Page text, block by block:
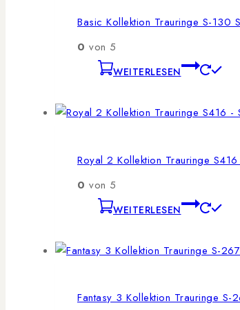
Basic Kollektion Trauringe S-130
0 von 5
WEITERLESEN
Royal 2 Kollektion Trauringe
0 von 5
WEITERLESEN
Fantasy 3 Kollektion Trauringe S-